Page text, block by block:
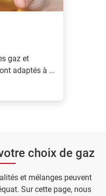
gaz et
adaptés à ...
choix de gaz
et mélanges peuvent
Sur cette page, nous